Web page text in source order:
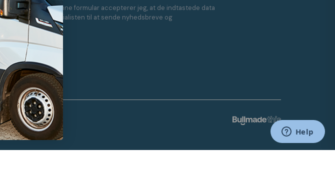
Ved at indsende denne formular accepterer jeg, at de indtastede data
bruges af Stolespecialisten til at sende nyhedsbreve og
kampagnetilbud.